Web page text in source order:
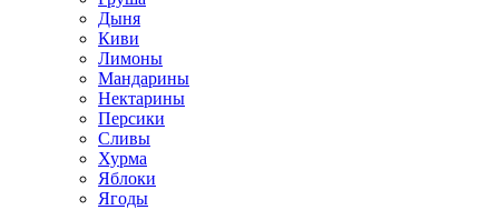
Дыня
Киви
Лимоны
Мандарины
Нектарины
Персики
Сливы
Хурма
Яблоки
Ягоды